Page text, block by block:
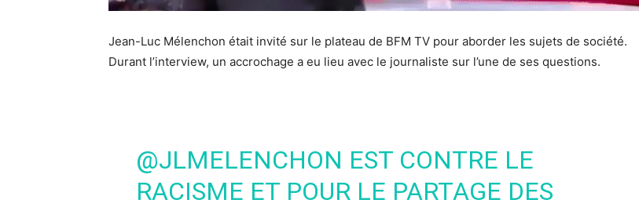
Jean-Luc Mélenchon était invité sur le plateau de BFM TV pour aborder les sujets de société.
Durant l’interview, un accrochage a eu lieu avec le journaliste sur l’une de ses questions.
@JLMELENCHON EST CONTRE LE
RACISME ET POUR LE PARTAGE DES